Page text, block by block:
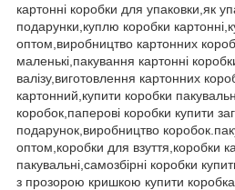
картонні коробки для упаковки,як
подарунки,куплю коробки
оптом,виробництво картонних
маленькі,пакування картонні
валізу,виготовлення картонних
картонний,купити коробки
коробок,паперові коробки купити
подарунок,виробництво
оптом,коробки для взуття,коробки
пакувальні,самозбірні коробки
з прозорою кришкою купити коробка